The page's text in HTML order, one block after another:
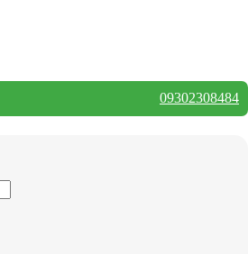
09302308484